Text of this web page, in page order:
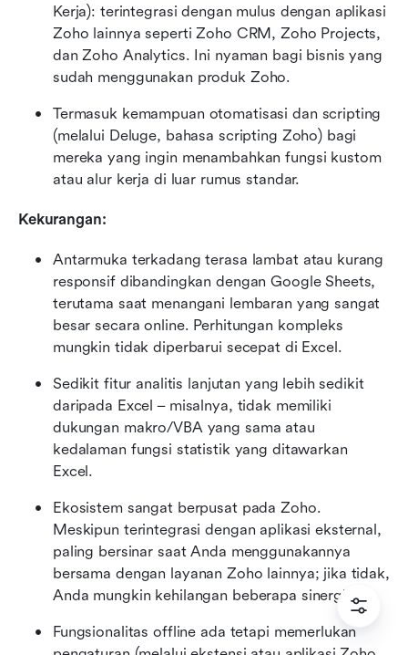
Kerja): terintegrasi dengan mulus dengan aplikasi
Zoho lainnya seperti Zoho CRM, Zoho Projects,
dan Zoho Analytics. Ini nyaman bagi bisnis yang
sudah menggunakan produk Zoho.
Termasuk kemampuan otomatisasi dan scripting
(melalui Deluge, bahasa scripting Zoho) bagi
mereka yang ingin menambahkan fungsi kustom
atau alur kerja di luar rumus standar.
Kekurangan:
Antarmuka terkadang terasa lambat atau kurang
responsif dibandingkan dengan Google Sheets,
terutama saat menangani lembaran yang sangat
besar secara online. Perhitungan kompleks
mungkin tidak diperbarui secepat di Excel.
Sedikit fitur analitis lanjutan yang lebih sedikit
daripada Excel – misalnya, tidak memiliki
dukungan makro/VBA yang sama atau
kedalaman fungsi statistik yang ditawarkan
Excel.
Ekosistem sangat berpusat pada Zoho.
Meskipun terintegrasi dengan aplikasi eksternal,
paling bersinar saat Anda menggunakannya
bersama dengan layanan Zoho lainnya; jika tidak,
Anda mungkin kehilangan beberapa sinergi.
Fungsionalitas offline ada tetapi memerlukan